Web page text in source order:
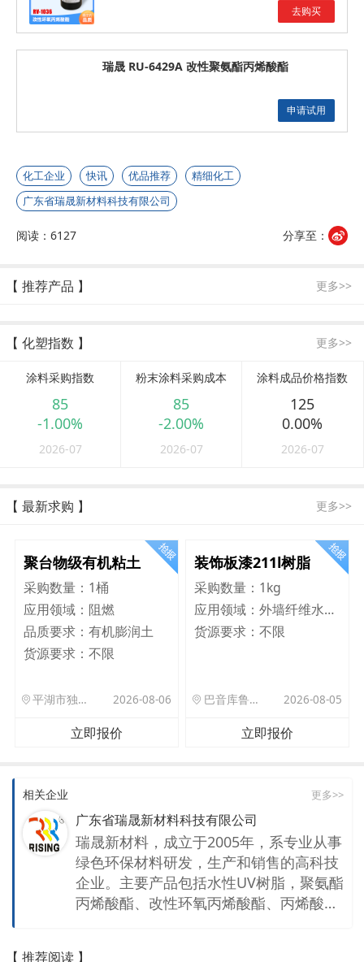
去购买
瑞晟 RU-6429A 改性聚氨酯丙烯酸酯
申请试用
化工企业 快讯 优品推荐
精细化工
广东省瑞晟新材料科技有限公司
阅读：6127 分享至：
【 推荐产品 】 更多>>
【 化塑指数 】 更多>>
涂料采购指数
85
-1.00%
2026-07
粉末涂料采购成本
85
-2.00%
2026-07
涂料成品价格指数
125
0.00%
2026-07
【 最新求购 】 更多>>
聚台物级有机粘土
采购数量： 1桶
应用领域： 阻燃
品质要求： 有机膨润土
货源要求： 不限
平湖市独山港镇集港路 589 号 2026-08-06
立即报价
装饰板漆211l树脂
采购数量： 1kg
应用领域：
外墙纤维水泥板
货源要求：不限
巴音库鲁提镇,托帕口岸六号库房 2026-08-05
立即报价
相关企业 更多>>
广东省瑞晟新材料科技有限公司
瑞晟新材料，成立于2005年，系专业从事
绿色环保材料研发，生产和销售的高科技
企业。主要产品包括水性UV树脂，聚氨酯
丙烯酸酯、改性环氧丙烯酸酯、丙烯酸树
【 推荐阅读 】